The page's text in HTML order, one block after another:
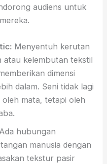
audiens untuk
Menyentuh kerutan
atau kelembutan tekstil
dimensi
dalam. Seni tidak lagi
oleh mata, tetapi oleh
Ada hubungan
manusia dengan
tekstur pasir